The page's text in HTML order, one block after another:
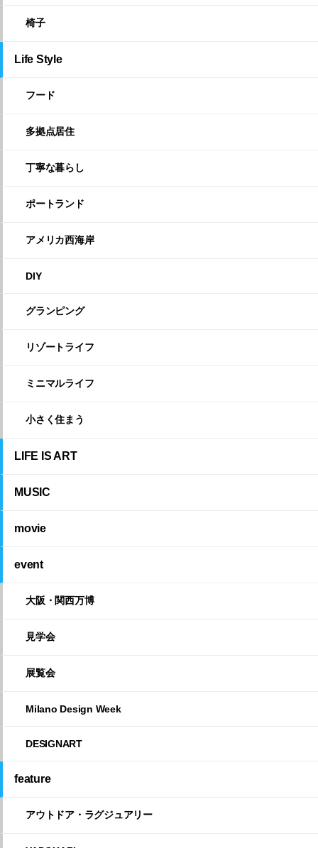
椅子
Life Style
フード
多拠点居住
丁寧な暮らし
ポートランド
アメリカ西海岸
DIY
グランピング
リゾートライフ
ミニマルライフ
小さく住まう
LIFE IS ART
MUSIC
movie
event
大阪・関西万博
見学会
展覧会
Milano Design Week
DESIGNART
feature
アウトドア・ラグジュアリー